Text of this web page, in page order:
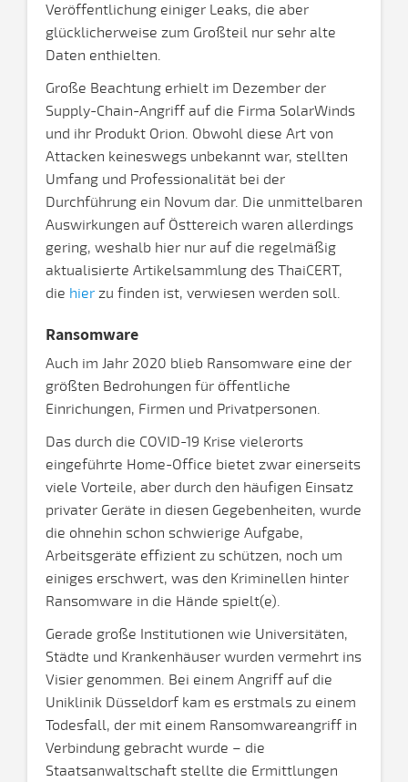
Veröffentlichung einiger Leaks, die aber
glücklicherweise zum Großteil nur sehr alte
Daten enthielten.
Große Beachtung erhielt im Dezember der
Supply-Chain-Angriff auf die Firma SolarWinds
und ihr Produkt Orion. Obwohl diese Art von
Attacken keineswegs unbekannt war, stellten
Umfang und Professionalität bei der
Durchführung ein Novum dar. Die unmittelbaren
Auswirkungen auf Östtereich waren allerdings
gering, weshalb hier nur auf die regelmäßig
aktualisierte Artikelsammlung des ThaiCERT,
die hier zu finden ist, verwiesen werden soll.
Ransomware
Auch im Jahr 2020 blieb Ransomware eine der
größten Bedrohungen für öffentliche
Einrichungen, Firmen und Privatpersonen.
Das durch die COVID-19 Krise vielerorts
eingeführte Home-Office bietet zwar einerseits
viele Vorteile, aber durch den häufigen Einsatz
privater Geräte in diesen Gegebenheiten, wurde
die ohnehin schon schwierige Aufgabe,
Arbeitsgeräte effizient zu schützen, noch um
einiges erschwert, was den Kriminellen hinter
Ransomware in die Hände spielt(e).
Gerade große Institutionen wie Universitäten,
Städte und Krankenhäuser wurden vermehrt ins
Visier genommen. Bei einem Angriff auf die
Uniklinik Düsseldorf kam es erstmals zu einem
Todesfall, der mit einem Ransomwareangriff in
Verbindung gebracht wurde – die
Staatsanwaltschaft stellte die Ermittlungen